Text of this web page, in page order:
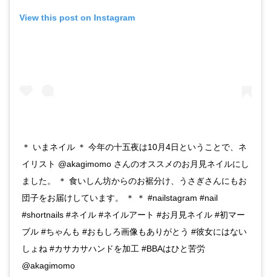
View this post on Instagram
＊ いまネイル ＊ 今年の十五夜は10月4日ということで、ネ
イリスト @akagimomo さんのオススメのお月見ネイルにし
ました。 ＊ 食いしん坊からのお裾分け、うさぎさんにもお
団子をお届けしています。 ＊ ＊ #nailstagram #nail
#shortnails #ネイル #ネイルアート #お月見ネイル #初マー
ブル #ちゃんも #おもしろ画像もありがとう #彼女にはない
しょね #カサカサハンドを加工 #BBAはひと苦労
@akagimomo